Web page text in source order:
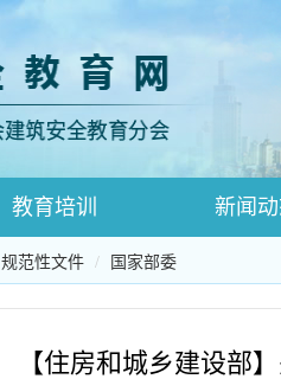
教育培训 新闻
师资登录页面
规范性文件 国家部委
【住房和城乡建设部